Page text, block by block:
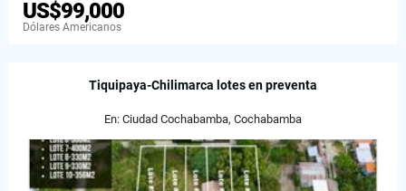
US$99,000
Dólares Americanos
Tiquipaya-Chilimarca lotes en preventa
En: Ciudad Cochabamba, Cochabamba